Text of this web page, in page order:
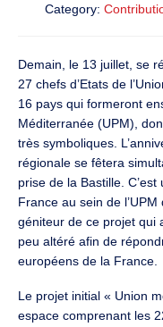
Category:
Demain, le 13 juillet, se
27 chefs d’Etats de
16 pays qui formeront
Méditerranée (UPM),
très symboliques.
régionale se fêtera
prise de la Bastille.
France au sein de
géniteur de ce projet qui
peu altéré afin de
européens de la France.
Le projet initial « Union
espace comprenant les